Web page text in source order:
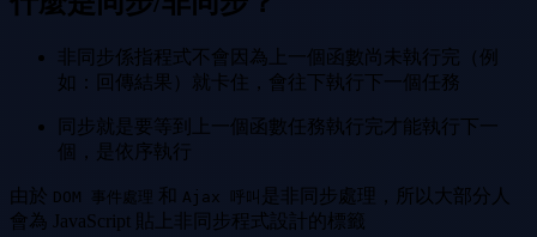
非同步係指程式不會因為上一個函數尚未執行完（例
如：回傳結果）就卡住，會往下執行下一個任務
同步就是要等到上一個函數任務執行完才能執行下一
個，是依序執行
由於 DOM 事件處理 和 Ajax 呼叫 是非同步處理，所以大部分人
會為 JavaScript 貼上非同步程式設計的標籤